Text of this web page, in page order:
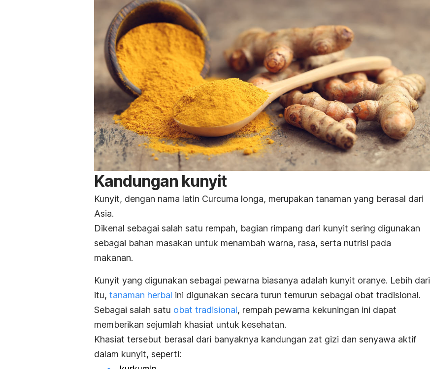
Kandungan kunyit
Kunyit, dengan nama latin Curcuma longa, merupakan tanaman yang berasal dari
Asia.
Dikenal sebagai salah satu rempah, bagian rimpang dari kunyit sering digunakan
sebagai bahan masakan untuk menambah warna, rasa, serta nutrisi pada
makanan.
Kunyit yang digunakan sebagai pewarna biasanya adalah kunyit oranye. Lebih dari
itu, tanaman herbal ini digunakan secara turun temurun sebagai obat tradisional.
Sebagai salah satu obat tradisional, rempah pewarna kekuningan ini dapat
memberikan sejumlah khasiat untuk kesehatan.
Khasiat tersebut berasal dari banyaknya kandungan zat gizi dan senyawa aktif
dalam kunyit, seperti: